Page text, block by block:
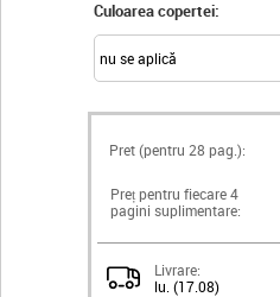
Culoarea copertei:
Pret (pentru 28 pag.):
Preț pentru fiecare 4
pagini suplimentare:
Livrare:
lu. (17.08)